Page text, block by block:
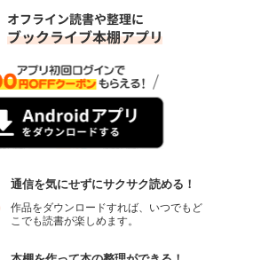
通信を気にせずにサクサク読める！
作品をダウンロードすれば、いつでもど
こでも読書が楽しめます。